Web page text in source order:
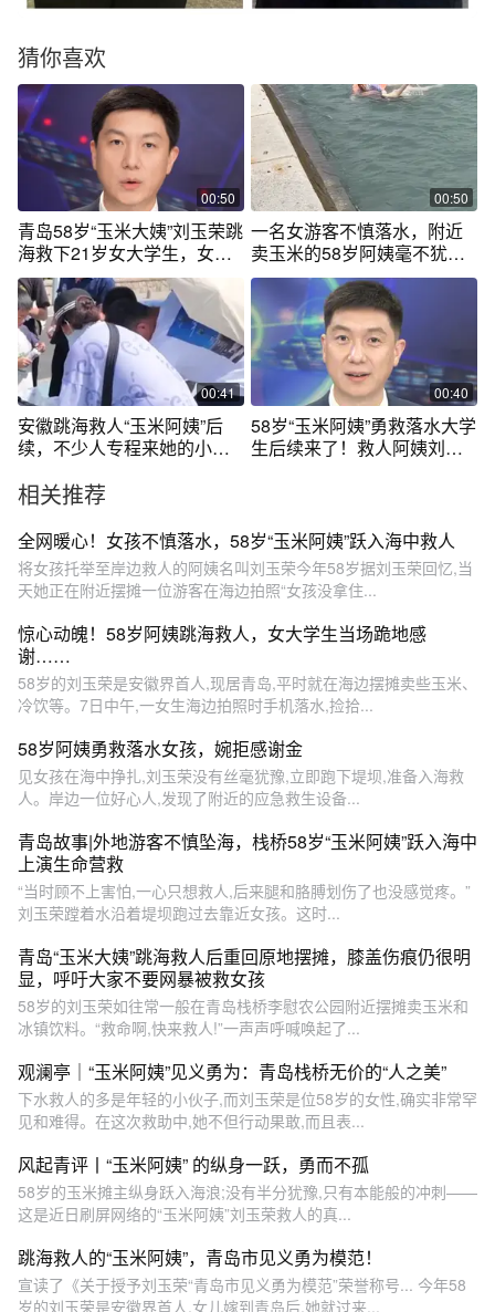
猜你喜欢
00:50
青岛58岁“玉米大姨”刘玉荣跳
海救下21岁女大学生，女生
被救后磕头致谢。事后刘玉
荣还婉拒了500元现金谢款，
她说：“女孩还很年轻，用我
的命换她的也行。”
00:50
一名女游客不慎落水，附近
卖玉米的58岁阿姨毫不犹豫
跳入海中救人！刘玉荣，为
你点赞！
00:41
安徽跳海救人“玉米阿姨”后
续，不少人专程来她的小摊
留下千元，悄悄离去。刘玉
荣“善良的人很多 感谢他
们”。#520安徽文旅惠民消费
季
00:40
58岁“玉米阿姨”勇救落水大学
生后续来了！救人阿姨刘玉
相关推荐
全网暖心！女孩不慎落水，58岁“玉米阿姨”跃入海中救人
将女孩托举至岸边救人的阿姨名叫刘玉荣今年58岁据刘玉荣回忆,当
天她正在附近摆摊一位游客在海边拍照“女孩没拿住...
惊心动魄！58岁阿姨跳海救人，女大学生当场跪地感
谢……
58岁的刘玉荣是安徽界首人,现居青岛,平时就在海边摆摊卖些玉米、
冷饮等。7日中午,一女生海边拍照时手机落水,捡拾...
58岁阿姨勇救落水女孩，婉拒感谢金
见女孩在海中挣扎,刘玉荣没有丝毫犹豫,立即跑下堤坝,准备入海救
人。岸边一位好心人,发现了附近的应急救生设备...
青岛故事|外地游客不慎坠海，栈桥58岁“玉米阿姨”跃入海中
上演生命营救
“当时顾不上害怕,一心只想救人,后来腿和胳膊划伤了也没感觉疼。”
刘玉荣蹚着水沿着堤坝跑过去靠近女孩。这时...
青岛“玉米大姨”跳海救人后重回原地摆摊，膝盖伤痕仍很明
显，呼吁大家不要网暴被救女孩
58岁的刘玉荣如往常一般在青岛栈桥李慰农公园附近摆摊卖玉米和
冰镇饮料。“救命啊,快来救人!”一声声呼喊唤起了...
观澜亭｜“玉米阿姨”见义勇为：青岛栈桥无价的“人之美”
下水救人的多是年轻的小伙子,而刘玉荣是位58岁的女性,确实非常罕
见和难得。在这次救助中,她不但行动果敢,而且表...
风起青评丨“玉米阿姨” 的纵身一跃，勇而不孤
58岁的玉米摊主纵身跃入海浪;没有半分犹豫,只有本能般的冲刺——
这是近日刷屏网络的“玉米阿姨”刘玉荣救人的真...
跳海救人的“玉米阿姨”，青岛市见义勇为模范！
宣读了《关于授予刘玉荣“青岛市见义勇为模范”荣誉称号... 今年58
岁的刘玉荣是安徽界首人,女儿嫁到青岛后,她就过来...